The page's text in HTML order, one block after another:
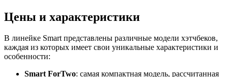
Цены и характеристики
В линейке Smart представлены различные модели хэтчбеков,
каждая из которых имеет свои уникальные характеристики и
особенности:
Smart ForTwo: самая компактная модель, рассчитанная